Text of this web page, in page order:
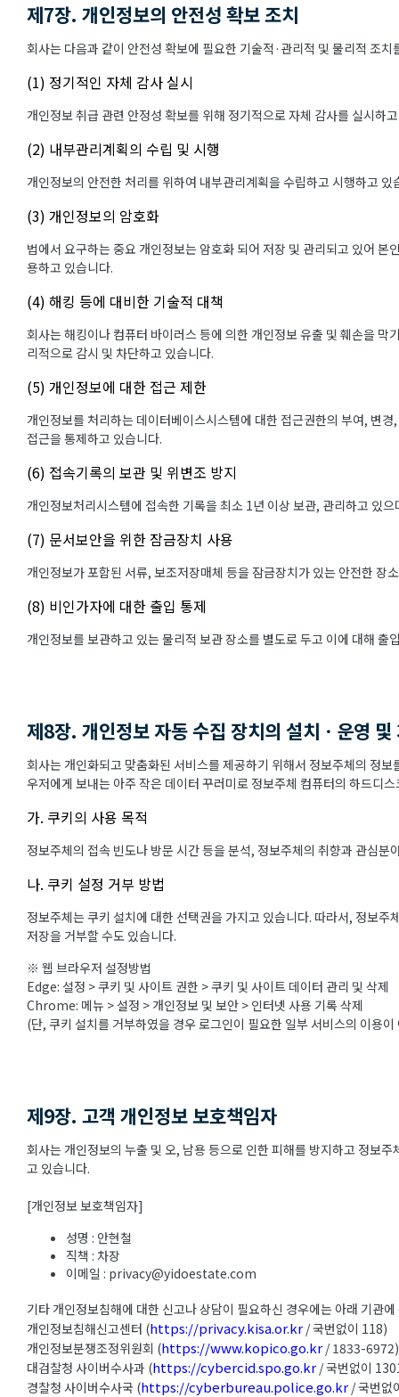
제7장. 개인정보의 안전성 확보 조치
회사는 다음과 같이 안전성 확보에 필요한 기술적·관리적 및 물리적 조치
(1) 정기적인 자체 감사 실시
개인정보 취급 관련 안정성 확보를 위해 정기적으로 자체 감사를 실시하
(2) 내부관리계획의 수립 및 시행
개인정보의 안전한 처리를 위하여 내부관리계획을 수립하고 시행하고 있
(3) 개인정보의 암호화
법에서 요구하는 중요 개인정보는 암호화 되어 저장 및 관리되고 있어
용하고 있습니다.
(4) 해킹 등에 대비한 기술적 대책
회사는 해킹이나 컴퓨터 바이러스 등에 의한 개인정보 유출 및 훼손을
리적으로 감시 및 차단하고 있습니다.
(5) 개인정보에 대한 접근 제한
개인정보를 처리하는 데이터베이스시스템에 대한 접근권한의 부여, 변
접근을 통제하고 있습니다.
(6) 접속기록의 보관 및 위변조 방지
개인정보처리시스템에 접속한 기록을 최소 1년 이상 보관, 관리하고 있
(7) 문서보안을 위한 잠금장치 사용
개인정보가 포함된 서류, 보조저장매체 등을 잠금장치가 있는 안전한 장
(8) 비인가자에 대한 출입 통제
개인정보를 보관하고 있는 물리적 보관 장소를 별도로 두고 이에 대해 출
제8장. 개인정보 자동 수집 장치의 설치ㆍ운영 및
회사는 개인화되고 맞춤화된 서비스를 제공하기 위해서 정보주체의 정
우저에게 보내는 아주 작은 데이터 꾸러미로 정보주체 컴퓨터의 하드디
가. 쿠키의 사용 목적
정보주체의 접속 빈도나 방문 시간 등을 분석, 정보주체의 취향과 관심
나. 쿠키 설정 거부 방법
정보주체는 쿠키 설치에 대한 선택권을 가지고 있습니다. 따라서, 정보
저장을 거부할 수도 있습니다.
※ 웹 브라우저 설정방법
Edge: 설정 > 쿠키 및 사이트 권한 > 쿠키 및 사이트 데이터 관리 및 삭제
Chrome: 메뉴 > 설정 > 개인정보 및 보안 > 인터넷 사용 기록 삭제
(단, 쿠키 설치를 거부하였을 경우 로그인이 필요한 일부 서비스의 이용
제9장. 고객 개인정보 보호책임자
회사는 개인정보의 누출 및 오, 남용 등으로 인한 피해를 방지하고 정보
고 있습니다.
[개인정보 보호책임자]
성명 : 안현철
직책 : 차장
이메일 : privacy@yidoestate.com
기타 개인정보침해에 대한 신고나 상담이 필요하신 경우에는 아래 기관
개인정보침해신고센터 (https://privacy.kisa.or.kr / 국번없이 118)
개인정보분쟁조정위원회 (https://www.kopico.go.kr / 1833-6972)
대검찰청 사이버수사과 (https://cybercid.spo.go.kr / 국번없이
경찰청 사이버수사국 (https://cyberbureau.police.go.kr / 국번없